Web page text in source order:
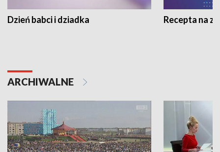
Dzień babci i dziadka Recepta na
ARCHIWALNE